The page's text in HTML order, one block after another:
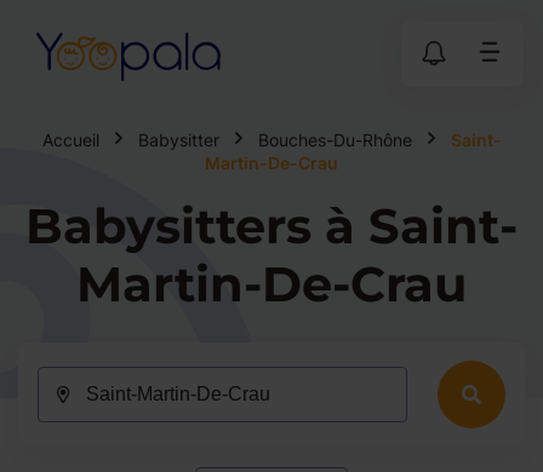
Accueil Babysitter Bouches-Du-Rhône
Saint-
Martin-De-Crau
Babysitters à Saint-
Martin-De-Crau